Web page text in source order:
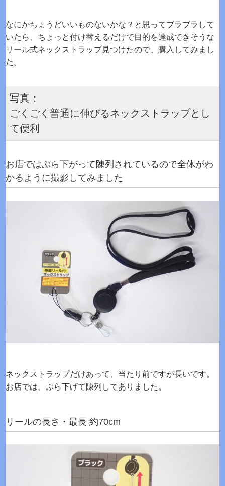
なにかちょうどいいものないかな？と思ってブラブラして
いたら、ちょっと付け替えるだけで目的を達成できそうな
リール式ネックストラップ見つけたので、購入してみまし
た。
写真：
ごくごく普通に伸びるネックストラップとし
て便利
お店ではぶら下がって陳列されているので全体がわ
かるように撮影してみました
ネックストラップだけあって、当たり前ですが長いです。
お店では、ぶら下げて陳列してありました。
リールの長さ・最長 約70cm